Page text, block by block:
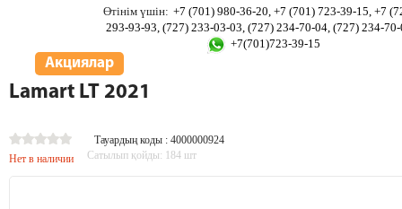
Өтінім үшін: +7 (701) 980-36-20, +7 (701) 723-39-15, +7
293-93-93, (727) 233-03-03, (727) 234-70-04, (727) 234-
+7(701)723-39-15
Акциялар
Lamart LT 2021
Тауардың коды : 4000000924
Нет в наличии
Сатылып қойды: 184 шт